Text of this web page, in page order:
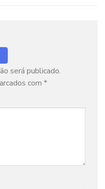
será publicado.
com *